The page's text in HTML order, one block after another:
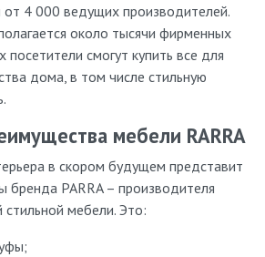
от 4 000 ведущих производителей.
около тысячи фирменных
посетители смогут купить все для
дома, в том числе стильную
мебели RARRA
в скором будущем представит
PARRA – производителя
стильной мебели. Это: